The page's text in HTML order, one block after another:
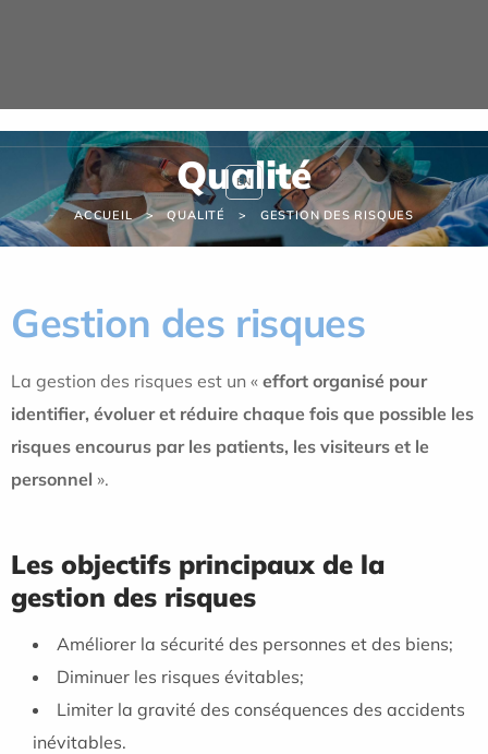
Qualité
ACCUEIL QUALITÉ GESTION DES RISQUES
Gestion des risques
La gestion des risques est un « effort organisé pour
identifier, évoluer et réduire chaque fois que possible les
risques encourus par les patients, les visiteurs et le
personnel ».
Les objectifs principaux de la
gestion des risques
Améliorer la sécurité des personnes et des biens;
Diminuer les risques évitables;
Limiter la gravité des conséquences des accidents
inévitables.
EN